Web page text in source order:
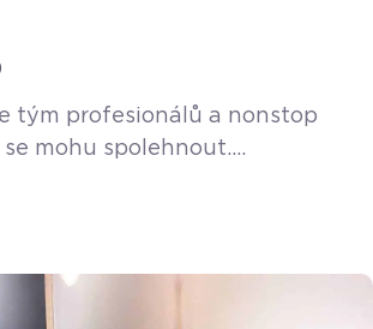
tým profesionálů a nonstop
mohu spolehnout.
Autocamp Ricco byl otevřen
ho pan Rudolf Korčák.